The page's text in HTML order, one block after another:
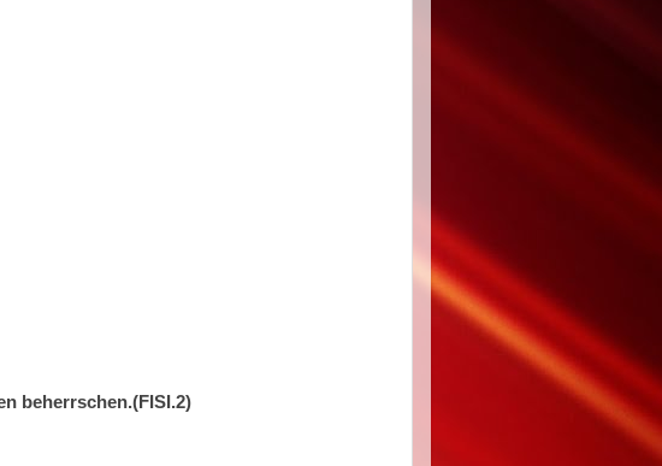
beherrschen.(FISI.2)